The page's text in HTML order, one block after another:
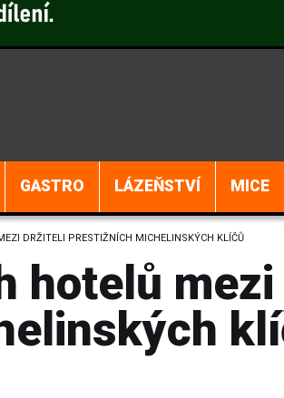
GASTRO LÁZEŇSTVÍ MICE
DRŽITELI PRESTIŽNÍCH MICHELINSKÝCH KLÍČŮ
hotelů